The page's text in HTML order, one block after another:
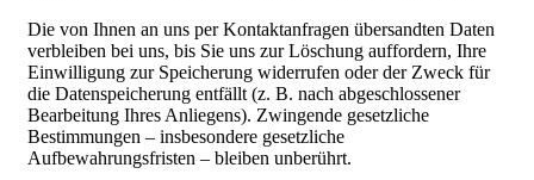
Die von Ihnen an uns per Kontaktanfragen übersandten Daten
verbleiben bei uns, bis Sie uns zur Löschung auffordern, Ihre
Einwilligung zur Speicherung widerrufen oder der Zweck für
die Datenspeicherung entfällt (z. B. nach abgeschlossener
Bearbeitung Ihres Anliegens). Zwingende gesetzliche
Bestimmungen – insbesondere gesetzliche
Aufbewahrungsfristen – bleiben unberührt.